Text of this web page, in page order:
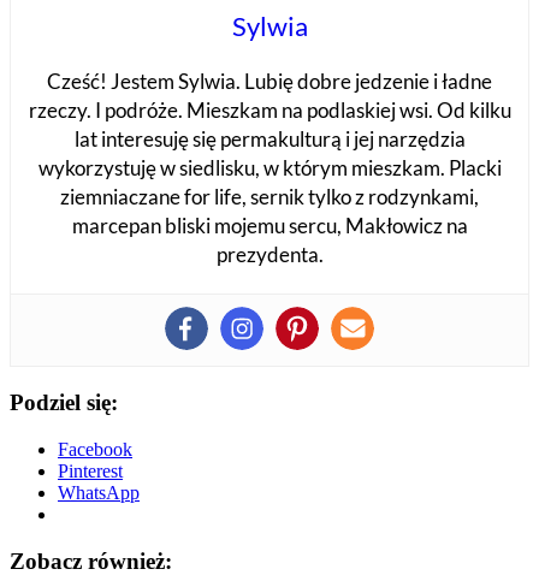
Sylwia
Cześć! Jestem Sylwia. Lubię dobre jedzenie i ładne
rzeczy. I podróże. Mieszkam na podlaskiej wsi. Od kilku
lat interesuję się permakulturą i jej narzędzia
wykorzystuję w siedlisku, w którym mieszkam. Placki
ziemniaczane for life, sernik tylko z rodzynkami,
marcepan bliski mojemu sercu, Makłowicz na
prezydenta.
Podziel się:
Facebook
Pinterest
WhatsApp
Zobacz również: